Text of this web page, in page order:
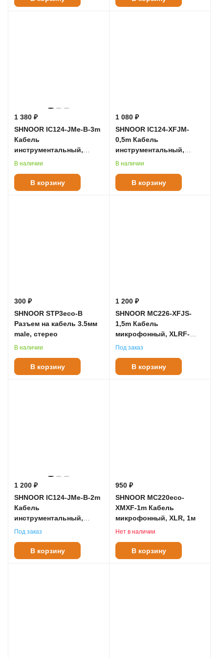
кабелями и коннекторами.
1 380 ₽
SHNOOR IC124-JMe-B-3m
Кабель
инструментальный,
6.35мм моно, 3м
В наличии
В корзину
1 080 ₽
SHNOOR IC124-XFJM-
0,5m Кабель
инструментальный,
XLRF-6.35мм моно, 0.5м
В наличии
В корзину
300 ₽
SHNOOR STP3eco-B
Разъем на кабель 3.5мм
male, стерео
В наличии
В корзину
1 200 ₽
SHNOOR MC226-XFJS-
1,5m Кабель
микрофонный, XLRF-
6.35мм стерео, 1.5м
Под заказ
В корзину
1 200 ₽
SHNOOR IC124-JMe-B-2m
Кабель
инструментальный,
6.35мм моно, 2м
Под заказ
В корзину
950 ₽
SHNOOR MC220eco-
XMXF-1m Кабель
микрофонный, XLR, 1м
Нет в наличии
В корзину